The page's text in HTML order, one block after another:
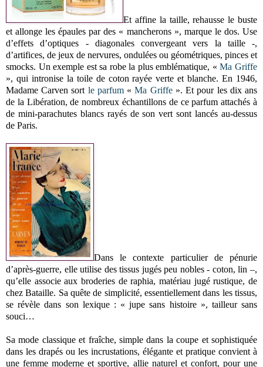
Et affine la taille, rehausse le buste
et allonge les épaules par des « mancherons », marque le dos. Use
d’effets d’optiques - diagonales convergeant vers la taille -,
d’artifices, de jeux de nervures, ondulées ou géométriques, pinces et
smocks. Un exemple est sa robe la plus emblématique, «Ma Griffe
», qui intronise la toile de coton rayée verte et blanche. En 1946,
Madame Carven sort le parfum«Ma Griffe». Et pour les dix ans
de la Libération, de nombreux échantillons de ce parfum attachés à
de mini-parachutes blancs rayés de son vert sont lancés au-dessus
de Paris.
Dans le contexte particulier de pénurie
d’après-guerre, elle utilise des tissus jugés peu nobles - coton, lin –,
qu’elle associe aux broderies de raphia, matériau jugé rustique, de
chez Bataille. Sa quête de simplicité, essentiellement dans les tissus,
se révèle dans son lexique : « jupe sans histoire », tailleur sans
souci…
Sa mode classique et fraîche, simple dans la coupe et sophistiquée
dans les drapés ou les incrustations, élégante et pratique convient à
une femme moderne et sportive, allie naturel et confort, pour une